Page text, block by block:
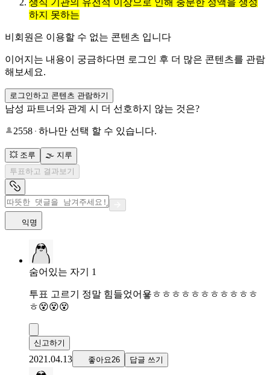
생식 기관의 유전적 이상으로 인해 충분한 정액을 생성
하지 못하는
비회원은 이용할 수 없는 콘텐츠 입니다
이어지는 내용이 궁금하다면 로그인 후 더 많은 콘텐츠를 관람
해보세요.
로그인하고 콘텐츠 관람하기
남성 파트너와 관계 시 더 선호하지 않는 것은?
2558 하나만 선택 할 수 있습니다.
💥 조루
🌫 지루
투표하고 결과보기
익명
숨어있는 자기 1
투표 고르기 정말 힘들었어욯ㅎㅎㅎㅎㅎㅎㅎㅎㅎㅎㅎ
ㅎ😵😵😵
신고하기
2021.04.13 좋아요26 답글 쓰기